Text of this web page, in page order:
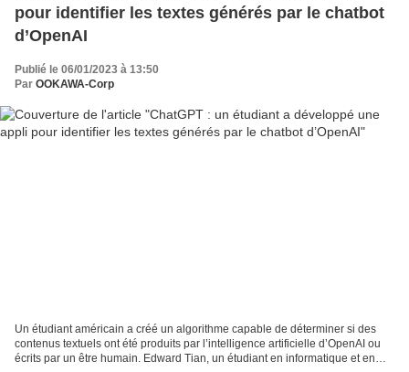
pour identifier les textes générés par le chatbot
d’OpenAI
Publié le 06/01/2023 à 13:50
Par OOKAWA-Corp
Un étudiant américain a créé un algorithme capable de déterminer si des
contenus textuels ont été produits par l’intelligence artificielle d’OpenAI ou
écrits par un être humain. Edward Tian, un étudiant en informatique et en